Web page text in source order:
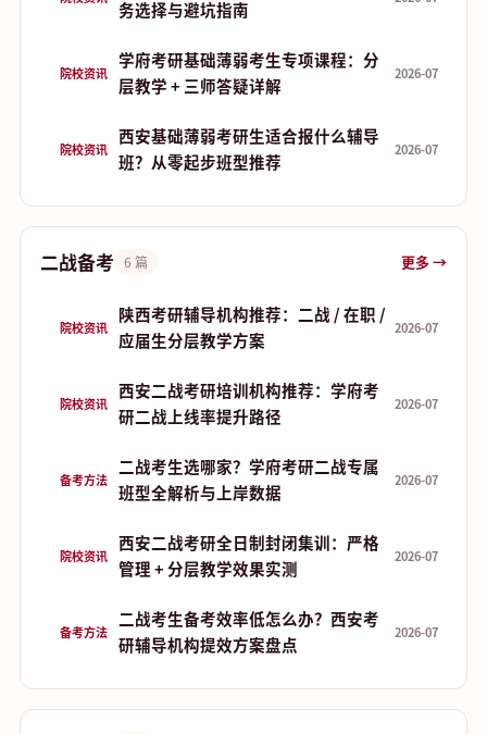
务选择与避坑指南
院校资讯
学府考研基础薄弱考生专项课程：分
层教学 + 三师答疑详解
2026-07
院校资讯
西安基础薄弱考研生适合报什么辅导
班？从零起步班型推荐
2026-07
二战备考 6 篇 更多 →
院校资讯
陕西考研辅导机构推荐：二战 / 在职 /
应届生分层教学方案
2026-07
院校资讯
西安二战考研培训机构推荐：学府考
研二战上线率提升路径
2026-07
备考方法
二战考生选哪家？学府考研二战专属
班型全解析与上岸数据
2026-07
院校资讯
西安二战考研全日制封闭集训：严格
管理 + 分层教学效果实测
2026-07
备考方法
二战考生备考效率低怎么办？西安考
研辅导机构提效方案盘点
2026-07